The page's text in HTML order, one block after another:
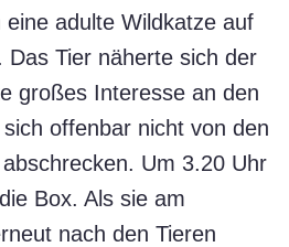
adulte Wildkatze auf
Das Tier näherte sich der
großes Interesse an den
offenbar nicht von den
Um 3.20 Uhr
Box. Als sie am
nach den Tieren